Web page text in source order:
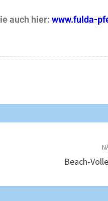
auch hier: www.fulda-
Beach-